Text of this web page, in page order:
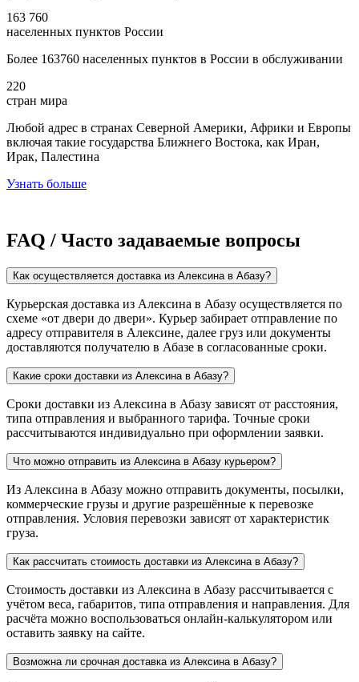
163 760
населенных пунктов России
Более 163760 населенных пунктов в России в обслуживании
220
стран мира
Любой адрес в странах Северной Америки, Африки и Европы
включая такие государства Ближнего Востока, как Иран,
Ирак, Палестина
Узнать больше
FAQ / Часто задаваемые вопросы
Как осуществляется доставка из Алексина в Абазу?
Курьерская доставка из Алексина в Абазу осуществляется по
схеме «от двери до двери». Курьер забирает отправление по
адресу отправителя в Алексине, далее груз или документы
доставляются получателю в Абазе в согласованные сроки.
Какие сроки доставки из Алексина в Абазу?
Сроки доставки из Алексина в Абазу зависят от расстояния,
типа отправления и выбранного тарифа. Точные сроки
рассчитываются индивидуально при оформлении заявки.
Что можно отправить из Алексина в Абазу курьером?
Из Алексина в Абазу можно отправить документы, посылки,
коммерческие грузы и другие разрешённые к перевозке
отправления. Условия перевозки зависят от характеристик
груза.
Как рассчитать стоимость доставки из Алексина в Абазу?
Стоимость доставки из Алексина в Абазу рассчитывается с
учётом веса, габаритов, типа отправления и направления. Для
расчёта можно воспользоваться онлайн-калькулятором или
оставить заявку на сайте.
Возможна ли срочная доставка из Алексина в Абазу?